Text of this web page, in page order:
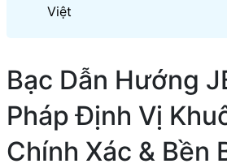
Việt
Bạc Dẫn Hướng
Pháp Định Vị
Chính Xác & Bền